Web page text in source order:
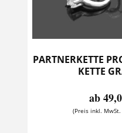
PARTNERKETTE
KETTE
ab
(Preis inkl.